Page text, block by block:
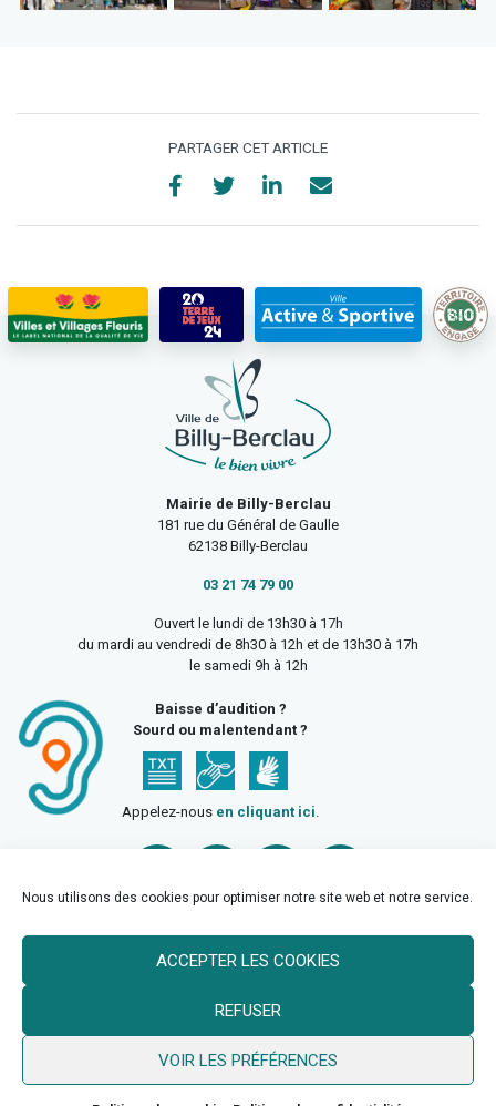
Nous utilisons des cookies pour optimiser notre site web et notre service.
ACCEPTER LES COOKIES
REFUSER
VOIR LES PRÉFÉRENCES
PARTAGER CET ARTICLE
Mairie de Billy-Berclau
181 rue du Général de Gaulle
62138 Billy-Berclau
03 21 74 79 00
Ouvert le lundi de 13h30 à 17h
du mardi au vendredi de 8h30 à 12h et de 13h30 à 17h
le samedi 9h à 12h
Baisse d’audition ?
Sourd ou malentendant ?
Appelez-nous en cliquant ici
© 2026 Ville de Billy Berclau —neoweb.fr